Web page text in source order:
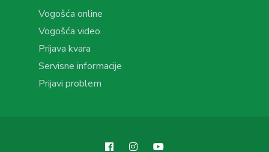
Vogošća online
Vogošća video
Prijava kvara
Servisne informacije
Prijavi problem